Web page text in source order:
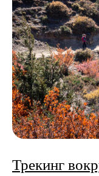
Трекинг
Остались
Или нужна
с выбором?
Оставьте заявку
и мы с вами